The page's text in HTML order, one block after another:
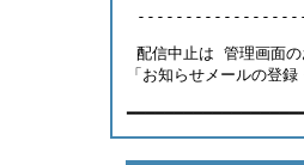
配信中止は 管理画面
「お知らせメールの登